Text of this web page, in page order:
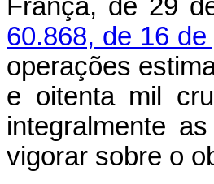
França, de 29
60.868, de 16
operações
e oitenta mil
integralmente
vigorar sobre o